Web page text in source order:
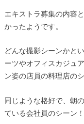
エキストラ募集の内容
かったようです。
どんな撮影シーンかと
ーツやオフィスカジュ
ン姿の店員の料理店の
同じような格好で、朝
ている会社員のシーン！